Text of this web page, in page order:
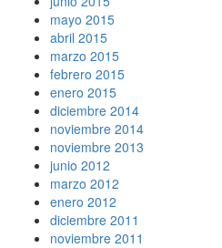
mayo 2015
abril 2015
marzo 2015
febrero 2015
enero 2015
diciembre 2014
noviembre 2014
noviembre 2013
junio 2012
marzo 2012
enero 2012
diciembre 2011
noviembre 2011